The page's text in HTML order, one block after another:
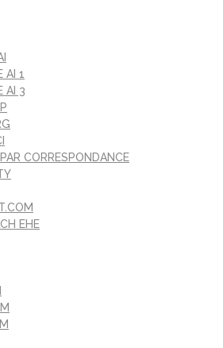
AI 1
AI 3
CORRESPONDANCE
EHE